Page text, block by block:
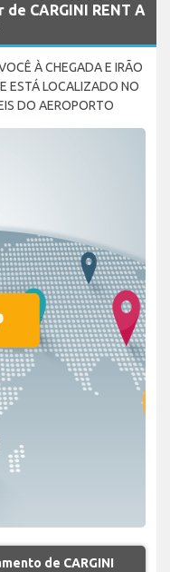
CARGINI RENT A
À CHEGADA E IRÃO
ESTÁ LOCALIZADO NO
DO AEROPORTO
de CARGINI